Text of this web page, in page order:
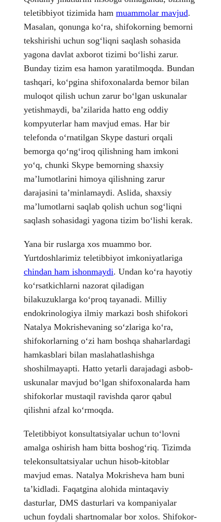
teletibbiyot tizimida ham muammolar mavjud.
Masalan, qonunga koʻra, shifokorning bemorni
tekshirishi uchun sogʻliqni saqlash sohasida
yagona davlat axborot tizimi boʻlishi zarur.
Bunday tizim esa hamon yaratilmoqda. Bundan
tashqari, koʻpgina shifoxonalarda bemor bilan
muloqot qilish uchun zarur boʻlgan uskunalar
yetishmaydi, baʼzilarida hatto eng oddiy
kompyuterlar ham mavjud emas. Har bir
telefonda oʻrnatilgan Skype dasturi orqali
bemorga qoʻngʻiroq qilishning ham imkoni
yoʻq, chunki Skype bemorning shaxsiy
maʼlumotlarini himoya qilishning zarur
darajasini taʼminlamaydi. Aslida, shaxsiy
maʼlumotlarni saqlab qolish uchun sogʻliqni
saqlash sohasidagi yagona tizim boʻlishi kerak.
Yana bir ruslarga xos muammo bor.
Yurtdoshlarimiz teletibbiyot imkoniyatlariga
chindan ham ishonmaydi. Undan koʻra hayotiy
koʻrsatkichlarni nazorat qiladigan
bilakuzuklarga koʻproq tayanadi. Milliy
endokrinologiya ilmiy markazi bosh shifokori
Natalya Mokrishevaning soʻzlariga koʻra,
shifokorlarning oʻzi ham boshqa shaharlardagi
hamkasblari bilan maslahatlashishga
shoshilmayapti. Hatto yetarli darajadagi asbob-
uskunalar mavjud boʻlgan shifoxonalarda ham
shifokorlar mustaqil ravishda qaror qabul
qilishni afzal koʻrmoqda.
Teletibbiyot konsultatsiyalar uchun toʻlovni
amalga oshirish ham bitta boshogʻriq. Tizimda
telekonsultatsiyalar uchun hisob-kitoblar
mavjud emas. Natalya Mokrisheva ham buni
taʼkidladi. Faqatgina alohida mintaqaviy
dasturlar, DMS dasturlari va kompaniyalar
uchun foydali shartnomalar bor xolos. Shifokor-